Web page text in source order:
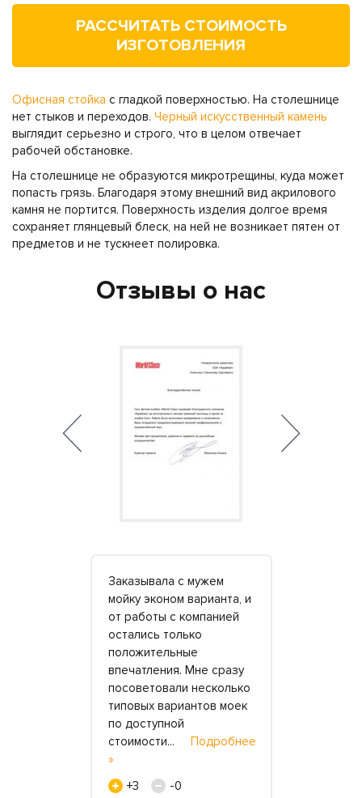
РАССЧИТАТЬ СТОИМОСТЬ
ИЗГОТОВЛЕНИЯ
Офисная стойка с гладкой поверхностью. На столешнице
нет стыков и переходов. Черный искусственный камень
выглядит серьезно и строго, что в целом отвечает
рабочей обстановке.
На столешнице не образуются микротрещины, куда может
попасть грязь. Благодаря этому внешний вид акрилового
камня не портится. Поверхность изделия долгое время
сохраняет глянцевый блеск, на ней не возникает пятен от
предметов и не тускнеет полировка.
Отзывы о нас
Заказывала с мужем
мойку эконом варианта, и
от работы с компанией
остались только
положительные
впечатления. Мне сразу
посоветовали несколько
типовых вариантов моек
по доступной
стоимости... Подробнее
»
+3
-0